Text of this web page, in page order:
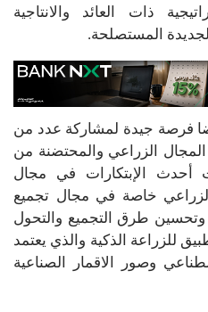
ذات العائد والانتاجية
المستصلحة.
فرصة جيدة لمشاركة عدد من
المجال الزراعي والمحتضنة من
أحدث الإبتكارات في مجال
الزراعي خاصة في مجال تجميع
وتحسين طرق التجميع والتحول
للزراعة الذكية والذي يعتمد
وصور الاقمار الصناعية